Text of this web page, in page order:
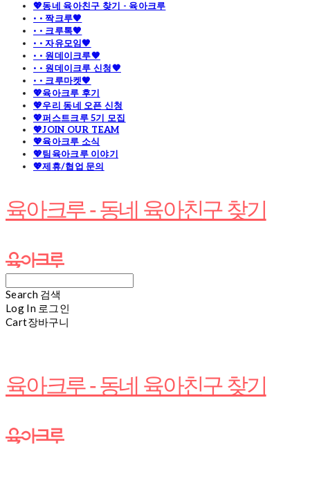
💖동네 육아친구 찾기 - 육아크루
· · 짝크루🧡
· · 크루톡🧡
· · 자유모임🧡
· · 원데이크루🧡
· · 원데이크루 신청🧡
· · 크루마켓🧡
💖육아크루 후기
💖우리 동네 오픈 신청
💖퍼스트크루 5기 모집
💖JOIN OUR TEAM
💖육아크루 소식
💖팀육아크루 이야기
💖제휴/협업 문의
육아크루 - 동네 육아친구 찾기
Search 검색
Log In 로그인
Cart장바구니
육아크루 - 동네 육아친구 찾기